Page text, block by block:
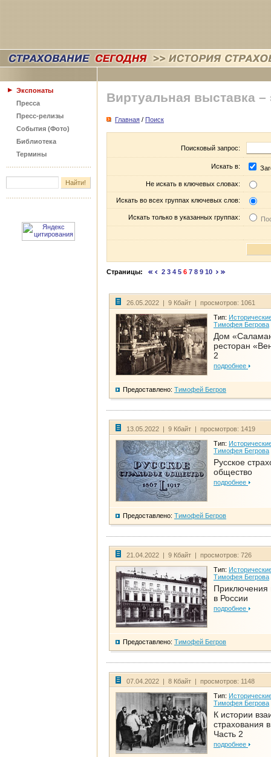
Экспонаты
Пресса
Пресс-релизы
События (Фото)
Библиотека
Термины
Виртуальная выставка –
Главная / Поиск
Поисковый запрос:
Искать в:
Не искать в ключевых словах:
Искать во всех группах ключевых слов:
Искать только в указанных группах:
Страницы: 2 3 4 5 6 7 8 9 10
26.05.2022 | 9 Кбайт | просмотров: 1061
Тип:
Тимофея Бегрова
Дом
ресторан
2
подробнее
Предоставлено: Тимофей Бегров
13.05.2022 | 9 Кбайт | просмотров: 1419
Тип:
Тимофея Бегрова
Русское
общество
подробнее
Предоставлено: Тимофей Бегров
21.04.2022 | 9 Кбайт | просмотров: 726
Тип:
Тимофея Бегрова
Приключения
в России
подробнее
Предоставлено: Тимофей Бегров
07.04.2022 | 8 Кбайт | просмотров: 1148
Тип:
Тимофея Бегрова
К истории
страхования
Часть 2
подробнее